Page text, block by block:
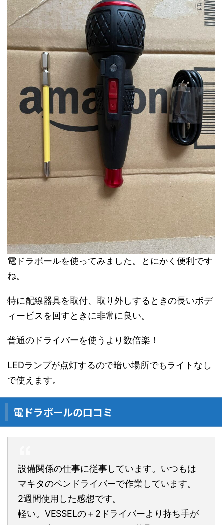
電ドラボールを使ってみました。とにかく便利です
ね。
特に配線器具を取付、取り外しするときの長いボデ
ィービスを回すときに非常に良い。
普通のドライバーを使うより数倍楽！
LEDランプが点灯するので暗い場所でもライトなし
で使えます。
電ドラボールの口コミ
設備関係の仕事に従事しています。いつもは
マキタのペンドライバーで作業しています。
2週間使用した感想です。
軽い。VESSELの＋2ドライバーより持ち手が